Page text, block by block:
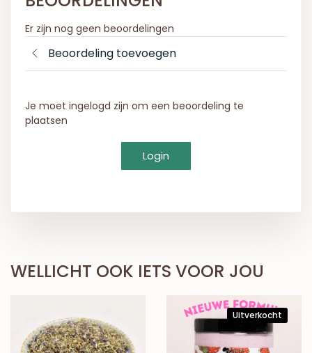
Er zijn nog geen beoordelingen
Beoordeling toevoegen
Je moet ingelogd zijn om een beoordeling te
plaatsen
Login
WELLICHT OOK IETS VOOR JOU
Uitverkocht